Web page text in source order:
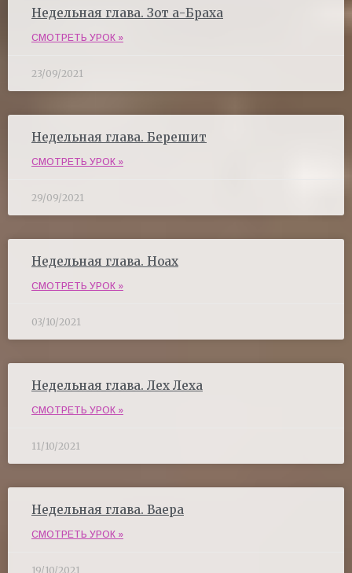
Недельная глава. Зот а-Браха
СМОТРЕТЬ УРОК »
23/09/2021
Недельная глава. Берешит
СМОТРЕТЬ УРОК »
29/09/2021
Недельная глава. Ноах
СМОТРЕТЬ УРОК »
03/10/2021
Недельная глава. Лех Леха
СМОТРЕТЬ УРОК »
11/10/2021
Недельная глава. Ваера
СМОТРЕТЬ УРОК »
19/10/2021